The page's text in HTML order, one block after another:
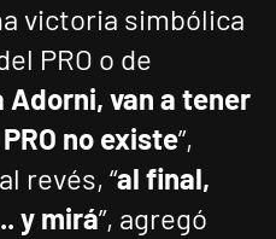
victoria simbólica
PRO o de
Adorni, van a tener
no existe”,
revés, “al final,
y mirá”, agregó